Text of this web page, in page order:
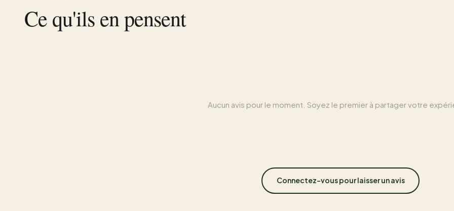
Ce qu'ils en pensent
Aucun avis pour le moment. Soyez le premier à partager votre
Connectez-vous pour laisser un avis